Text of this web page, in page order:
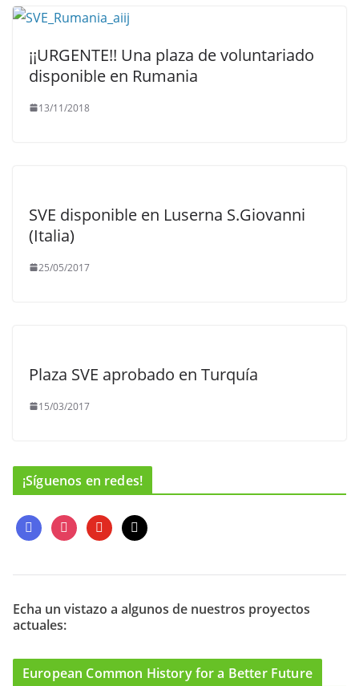
¡¡URGENTE!! Una plaza de voluntariado
disponible en Rumania
13/11/2018
SVE disponible en Luserna S.Giovanni
(Italia)
25/05/2017
Plaza SVE aprobado en Turquía
15/03/2017
¡Síguenos en redes!
f
a
e
o
o
i
n
t
g
r
m
y
o
t
b
m
a
l
Echa un vistazo a algunos de nuestros proyectos
actuales:
European Common History for a Better Future